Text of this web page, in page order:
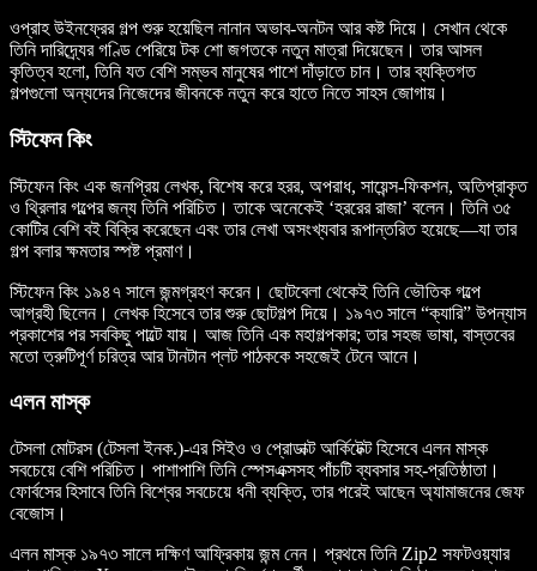
ওপ্রাহ উইনফ্রের গল্প শুরু হয়েছিল নানান অভাব-অনটন আর কষ্ট দিয়ে। সেখান থেকে
তিনি দারিদ্র্যের গণ্ডি পেরিয়ে টক শো জগতকে নতুন মাত্রা দিয়েছেন। তার আসল
কৃতিত্ব হলো, তিনি যত বেশি সম্ভব মানুষের পাশে দাঁড়াতে চান। তার ব্যক্তিগত
গল্পগুলো অন্যদের নিজেদের জীবনকে নতুন করে হাতে নিতে সাহস জোগায়।
স্টিফেন কিং
স্টিফেন কিং এক জনপ্রিয় লেখক, বিশেষ করে হরর, অপরাধ, সায়েন্স-ফিকশন, অতিপ্রাকৃত
ও থ্রিলার গল্পের জন্য তিনি পরিচিত। তাকে অনেকেই ‘হররের রাজা’ বলেন। তিনি ৩৫
কোটির বেশি বই বিক্রি করেছেন এবং তার লেখা অসংখ্যবার রূপান্তরিত হয়েছে—যা তার
গল্প বলার ক্ষমতার স্পষ্ট প্রমাণ।
স্টিফেন কিং ১৯৪৭ সালে জন্মগ্রহণ করেন। ছোটবেলা থেকেই তিনি ভৌতিক গল্পে
আগ্রহী ছিলেন। লেখক হিসেবে তার শুরু ছোটগল্প দিয়ে। ১৯৭৩ সালে “ক্যারি” উপন্যাস
প্রকাশের পর সবকিছু পাল্টে যায়। আজ তিনি এক মহাগল্পকার; তার সহজ ভাষা, বাস্তবের
মতো ত্রুটিপূর্ণ চরিত্র আর টানটান প্লট পাঠককে সহজেই টেনে আনে।
এলন মাস্ক
টেসলা মোটরস (টেসলা ইনক.)-এর সিইও ও প্রোডাক্ট আর্কিটেক্ট হিসেবে এলন মাস্ক
সবচেয়ে বেশি পরিচিত। পাশাপাশি তিনি স্পেসএক্সসহ পাঁচটি ব্যবসার সহ-প্রতিষ্ঠাতা।
ফোর্বসের হিসাবে তিনি বিশ্বের সবচেয়ে ধনী ব্যক্তি, তার পরেই আছেন অ্যামাজনের জেফ
বেজোস।
এলন মাস্ক ১৯৭৩ সালে দক্ষিণ আফ্রিকায় জন্ম নেন। প্রথমে তিনি Zip2 সফটওয়্যার